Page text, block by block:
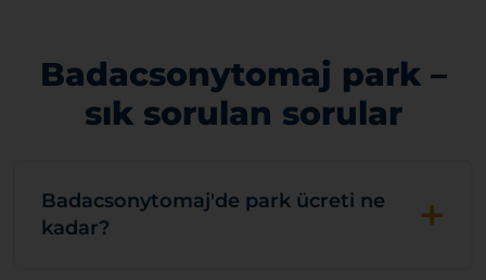
Badacsonytomaj park –
sık sorulan sorular
Badacsonytomaj'de park ücreti ne
kadar?
+